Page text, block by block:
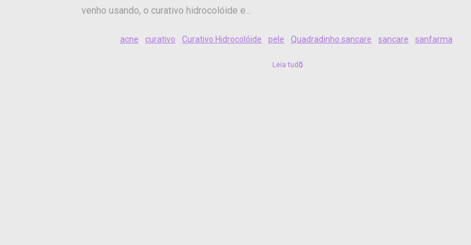
venho usando, o curativo hidrocolóide e...
acne curativo Curativo Hidrocolóide pele Quadradinho sancare sancare sanfarma
Leia tudo